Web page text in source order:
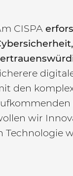
CISPA
den
wir
Technologie